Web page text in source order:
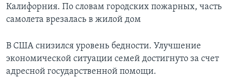
Калифорния. По словам городских пожарных, часть
самолета врезалась в жилой дом
В США снизился уровень бедности. Улучшение
экономической ситуации семей достигнуто за счет
адресной государственной помощи.